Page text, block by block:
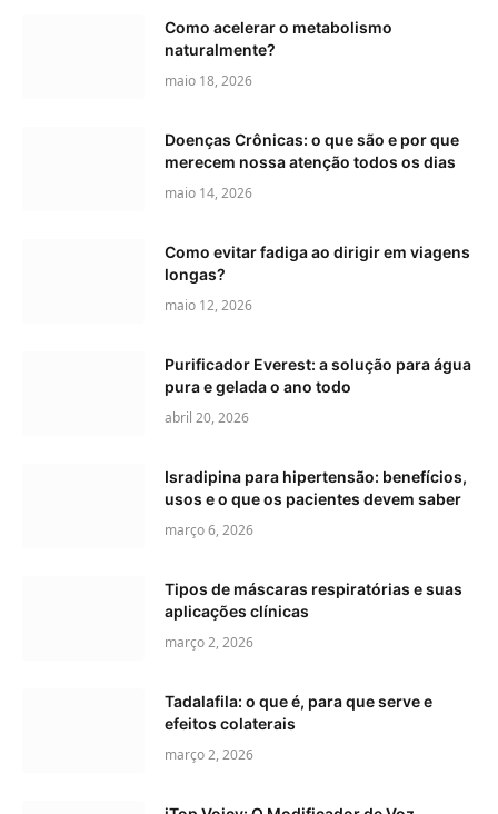
Como acelerar o metabolismo
naturalmente?
maio 18, 2026
Doenças Crônicas: o que são e por que
merecem nossa atenção todos os dias
maio 14, 2026
Como evitar fadiga ao dirigir em viagens
longas?
maio 12, 2026
Purificador Everest: a solução para água
pura e gelada o ano todo
abril 20, 2026
Isradipina para hipertensão: benefícios,
usos e o que os pacientes devem saber
março 6, 2026
Tipos de máscaras respiratórias e suas
aplicações clínicas
março 2, 2026
Tadalafila: o que é, para que serve e
efeitos colaterais
março 2, 2026